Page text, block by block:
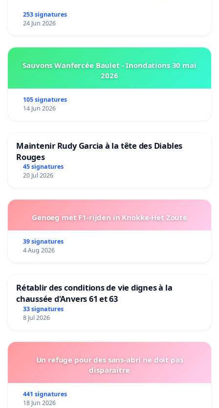
253 signatures
24 Jun 2026
Sauvons Wanfercée Baulet - Inondations 30 mai
2026
105 signatures
14 Jun 2026
Maintenir Rudy Garcia à la tête des Diables
Rouges
45 signatures
20 Jul 2026
Genoeg met F1-rijden in Knokke-Het Zoute
39 signatures
4 Aug 2026
Rétablir des conditions de vie dignes à la
chaussée d'Anvers 61 et 63
33 signatures
8 Jul 2026
Un refuge pour des sans-abri ne doit pas
disparaître
441 signatures
18 Jun 2026